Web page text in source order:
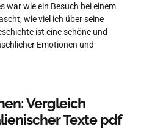
war wie ein Besuch bei einem
wie viel ich über seine
ist eine schöne und
Emotionen und
Vergleich
Texte pdf